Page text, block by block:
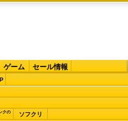
ゲーム セール情報
クの
ソフクリ